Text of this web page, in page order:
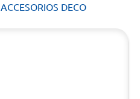
ACCESORIOS DECO